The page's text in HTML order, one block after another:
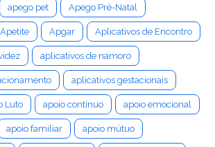
apego pet Apego Pré-Natal
Apetite Apgar Aplicativos de Encontro
aplicativos de namoro
aplicativos gestacionais
Luto apoio contínuo apoio emocional
apoio familiar apoio mútuo